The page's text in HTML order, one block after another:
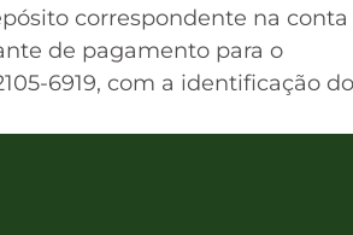
correspondente na conta
de pagamento para o
6919, com a identificação do